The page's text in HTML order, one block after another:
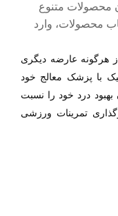
محصولات متنوع
محصولات، وارد
هرگونه عارضه دیگری
با پزشک معالج خود
درد خود را نسبت
تمرینات ورزشی